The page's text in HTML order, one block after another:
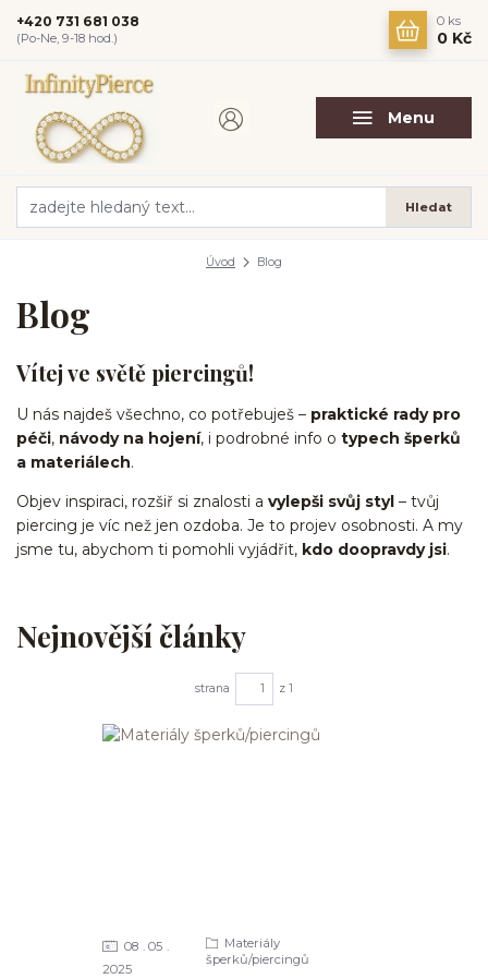
Menu
Hledat
+420 731 681 038
(Po-Ne, 9-18 hod.)
0 ks
0 Kč
Úvod Blog
Blog
Vítej ve světě piercingů!
U nás najdeš všechno, co potřebuješ – praktické rady pro
péči, návody na hojení, i podrobné info o typech šperků
a materiálech.
Objev inspiraci, rozšiř si znalosti a vylepši svůj styl – tvůj
piercing je víc než jen ozdoba. Je to projev osobnosti. A my
jsme tu, abychom ti pomohli vyjádřit, kdo doopravdy jsi.
Nejnovější články
strana z 1
08
05
2025
Materiály
šperků/piercingů